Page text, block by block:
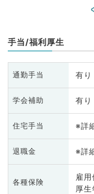
手当/福利厚生
通勤手当 有り
学会補助 有り
住宅手当 ※詳
退職金 ※詳
各種保険
雇
厚